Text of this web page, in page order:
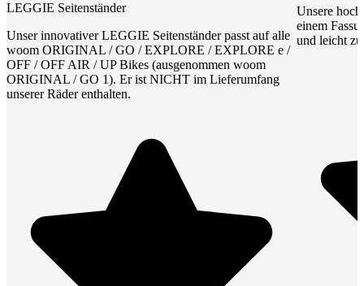
LEGGIE Seitenständer
Unser innovativer LEGGIE Seitenständer passt auf alle
woom ORIGINAL / GO / EXPLORE / EXPLORE e /
OFF / OFF AIR / UP Bikes (ausgenommen woom
ORIGINAL / GO 1). Er ist NICHT im Lieferumfang
unserer Räder enthalten.
Unsere
einem
und leicht